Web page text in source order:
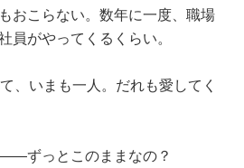
おこらない。数年に一度、職場
員がやってくるくらい。
、いまも一人。だれも愛してく
ずっとこのままなの？